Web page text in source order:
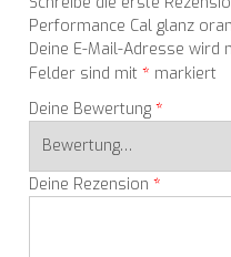
Performance Cal glanz
Deine E-Mail-Adresse wird
Felder sind mit* markiert
Deine Bewertung*
Deine Rezension*